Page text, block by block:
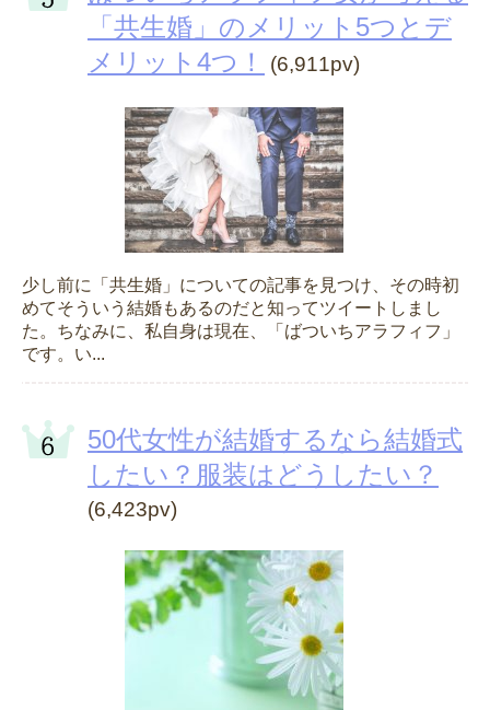
「共生婚」のメリット5つとデ
メリット4つ！
(6,911pv)
少し前に「共生婚」についての記事を見つけ、その時初
めてそういう結婚もあるのだと知ってツイートしまし
た。ちなみに、私自身は現在、「ばついちアラフィフ」
です。い...
50代女性が結婚するなら結婚式
したい？服装はどうしたい？
(6,423pv)